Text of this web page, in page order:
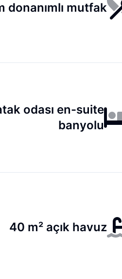
donanımlı mutfak
odası en-suite
banyolu
40 m² açık havuz